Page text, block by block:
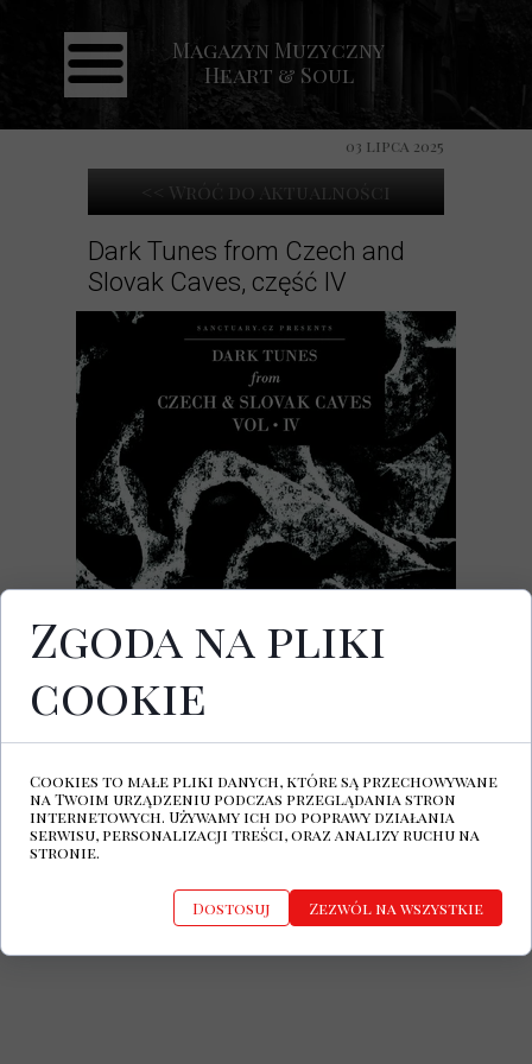
Strona główna
Aktualności
Koncerty
Galeria
Kontakt
Magazyn Muzyczny
Heart & Soul
Dark Tunes from Czech and
Slovak Caves, część IV
<< Wróć do Aktualności
03 lipca 2025
Już po raz czwarty Sanctuary.cz
prezentuje zbiór mrocznych dźwięków z
Czech i Słowacji. Składanka Dark Tunes
zawierająca 25 utworów, ukazała się 25
czerwca w formie cyfrowej na platformie
Bandcamp. Najnowszą płytę, jak i
poprzednie części, można pobrać
wpłacając dowolną kwotę na rzecz
niezależnego magazynu Sanctuary.cz.
Zgoda na pliki
cookie
Cookies to małe pliki danych, które są przechowywane
na Twoim urządzeniu podczas przeglądania stron
internetowych. Używamy ich do poprawy działania
serwisu, personalizacji treści, oraz analizy ruchu na
stronie.
Dostosuj Zezwól na wszystkie